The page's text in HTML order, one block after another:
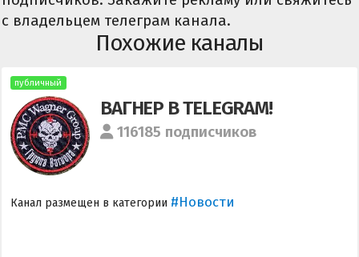
с владельцем телеграм канала.
Похожие каналы
публичный
ВАГНЕР В TELEGRAM!
116185 подписчиков
Канал размещен в категории #Новости